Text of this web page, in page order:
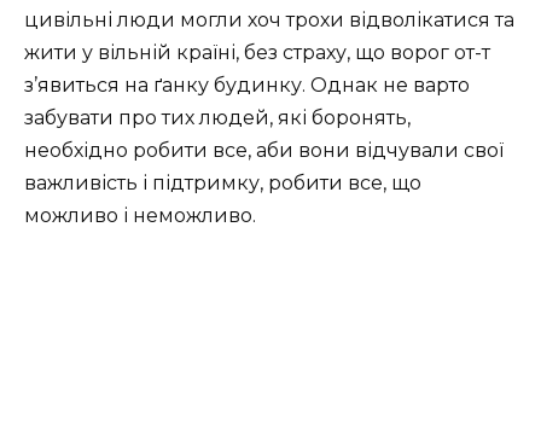
цивільні люди могли хоч трохи відволікатися та
жити у вільній країні, без страху, що ворог от-т
з’явиться на ґанку будинку. Однак не варто
забувати про тих людей, які боронять,
необхідно робити все, аби вони відчували свої
важливість і підтримку, робити все, що
можливо і неможливо.